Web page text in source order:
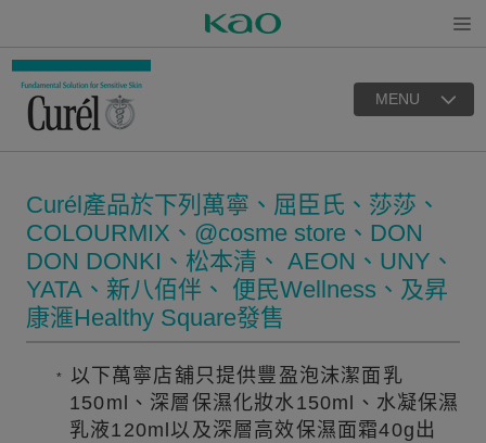
MENU
Curél產品於下列萬寧、屈臣氏、莎莎、
COLOURMIX、@cosme store、DON
DON DONKI、松本清、 AEON、UNY、
YATA、新八佰伴、 便民Wellness、及昇
康滙Healthy Square發售
*
以下萬寧店舖只提供豐盈泡沫潔面乳
150ml、深層保濕化妝水150ml、水凝保濕
乳液120ml以及深層高效保濕面霜40g出